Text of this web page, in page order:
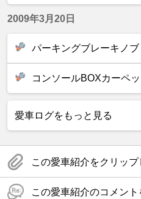
2009年3月20日
パーキングブレーキノブ
コンソールBOXカーペ
愛車ログをもっと見る
この愛車紹介をクリッ
この愛車紹介のコメント